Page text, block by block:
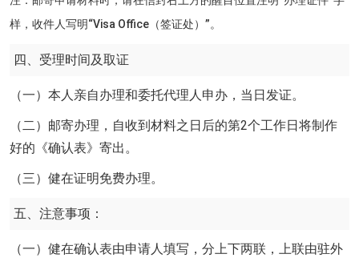
样，收件人写明“Visa Office（签证处）”。
四、受理时间及取证
（一）本人亲自办理和委托代理人申办，当日发证。
（二）邮寄办理，自收到材料之日后的第2个工作日将制作
好的《确认表》寄出。
（三）健在证明免费办理。
五、注意事项：
（一）健在确认表由申请人填写，分上下两联，上联由驻外